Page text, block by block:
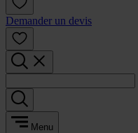
Demander un devis
Menu